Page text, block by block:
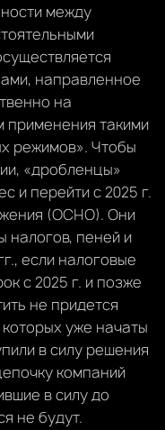
между
направленное
на
применения такими
режимов». Чтобы
«дробленцы»
и перейти с 2025 г.
(ОСНО). Они
налогов, пеней и
если налоговые
с 2025 г. и позже
не придется
уже начаты
в силу решения
компаний
в силу до
не будут.